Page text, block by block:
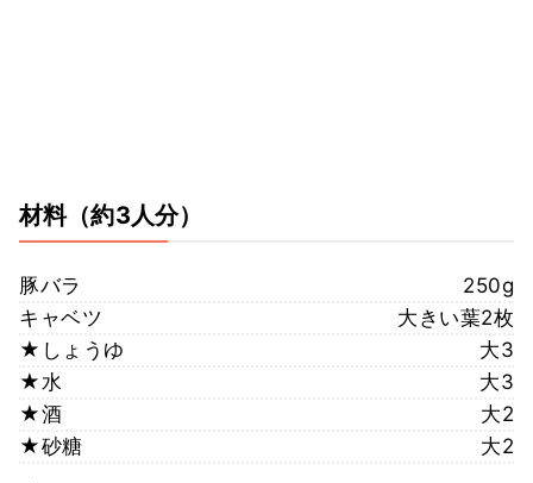
材料（約3人分）
豚バラ
250g
キャベツ
大きい葉2枚
★しょうゆ
大3
★水
大3
★酒
大2
★砂糖
大2